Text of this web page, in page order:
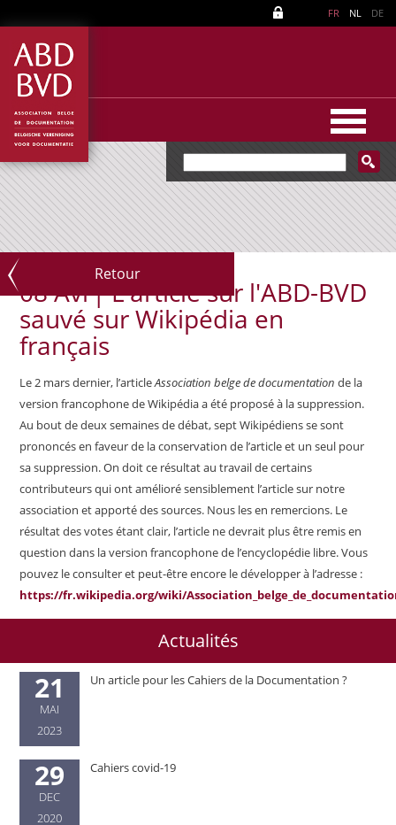
FR NL DE
Retour
08 Avr|L'article sur l'ABD-BVD
sauvé sur Wikipédia en
français
Le 2 mars dernier, l’articleAssociation belge de documentation de la
version francophone de Wikipédia a été proposé à la suppression.
Au bout de deux semaines de débat, sept Wikipédiens se sont
prononcés en faveur de la conservation de l’article et un seul pour
sa suppression. On doit ce résultat au travail de certains
contributeurs qui ont amélioré sensiblement l’article sur notre
association et apporté des sources. Nous les en remercions. Le
résultat des votes étant clair, l’article ne devrait plus être remis en
question dans la version francophone de l’encyclopédie libre. Vous
pouvez le consulter et peut-être encore le développer à l’adresse :
https://fr.wikipedia.org/wiki/
Actualités
21
MAI
2023
Un article pour les Cahiers de la Documentation ?
29
DEC
2020
Cahiers covid-19